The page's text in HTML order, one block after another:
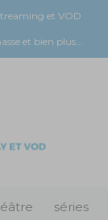
et VOD
et bien plus...
séries